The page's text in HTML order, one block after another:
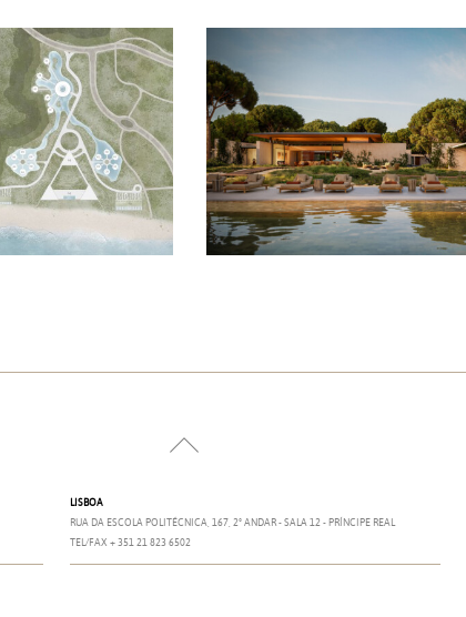
COMPORTA
RESIDENCE
2025
LISBOA
RUA DA ESCOLA POLITÉCNICA, 167, 2º ANDAR - SALA 12 - PRÍNCIPE REAL
TEL/FAX + 351 21 823 6502